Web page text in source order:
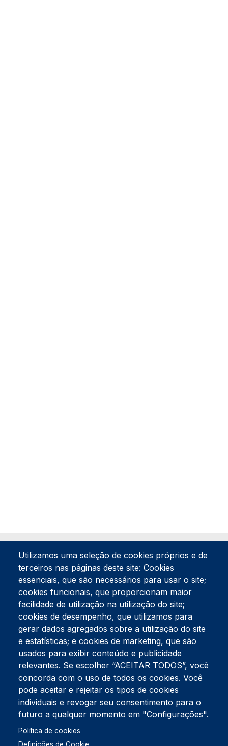
Tel:234 390 100Fax:234 390 100
Endereço Postal
Apartado 42
Rua Gil Eanes 31
3834-908 Gafanha da Nazaré
Estúdios
Rua Prior Guerra
Edifício do Centro Cultural da Gafanha da Nazaré
3830-556 Gafanha da Nazaré
Rodapé
Cookies Política de Privacidade
Utilizamos uma seleção de cookies próprios e de
terceiros nas páginas deste site: Cookies
essenciais, que são necessários para usar o site;
cookies funcionais, que proporcionam maior
facilidade de utilização na utilização do site;
cookies de desempenho, que utilizamos para
gerar dados agregados sobre a utilização do site
e estatísticas; e cookies de marketing, que são
usados para exibir conteúdo e publicidade
relevantes. Se escolher “ACEITAR TODOS”, você
concorda com o uso de todos os cookies. Você
pode aceitar e rejeitar os tipos de cookies
individuais e revogar seu consentimento para o
futuro a qualquer momento em "Configurações".
Política de cookies